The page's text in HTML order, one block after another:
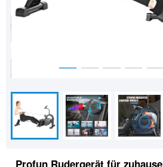
Profun Rudergerät für zuhause